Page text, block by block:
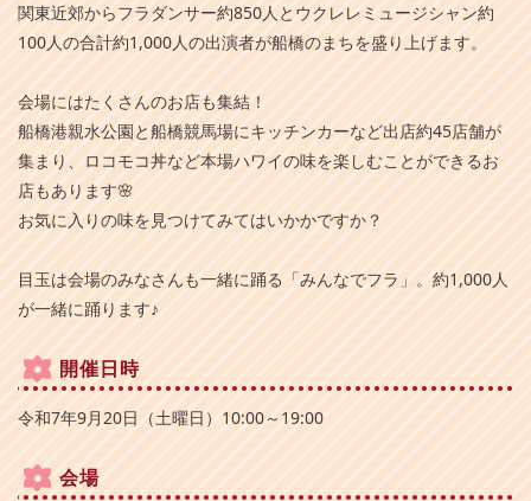
関東近郊からフラダンサー約850人とウクレレミュージシャン約
100人の合計約1,000人の出演者が船橋のまちを盛り上げます。
会場にはたくさんのお店も集結！
船橋港親水公園と船橋競馬場にキッチンカーなど出店約45店舗が
集まり、ロコモコ丼など本場ハワイの味を楽しむことができるお
店もあります🌸
お気に入りの味を見つけてみてはいかかですか？
目玉は会場のみなさんも一緒に踊る「みんなでフラ」。約1,000人
が一緒に踊ります♪
開催日時
令和7年9月20日（土曜日）10:00～19:00
会場